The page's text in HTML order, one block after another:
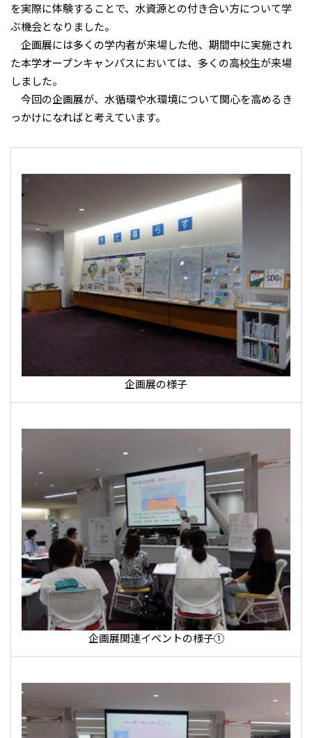
を実際に体験することで、水資源との付き合い方について学
ぶ機会となりました。
企画展には多くの学内者が来場した他、期間中に実施され
た本学オープンキャンパスにおいては、多くの高校生が来場
しました。
今回の企画展が、水循環や水環境について関心を高めるき
っかけになればと考えています。
企画展の様子
企画展関連イベントの様子①